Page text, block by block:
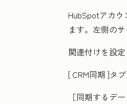
HubSpotアカ
ます。左側の
関連付けを設
[ CRM同期 ]タ
［同期するデ